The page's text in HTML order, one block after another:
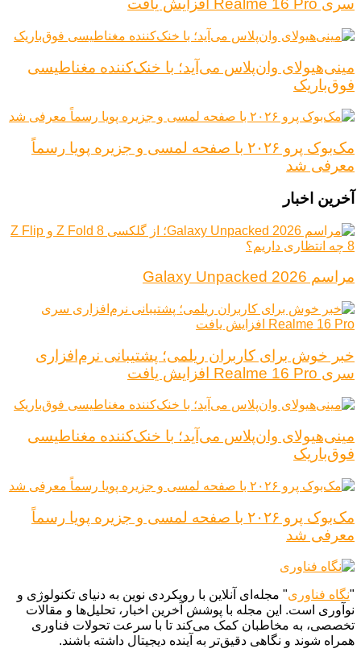
سری Realme 16 Pro افزایش یافت
مینی‌هیولای وان‌پلاس می‌آید؛ با خنک‌کننده مغناطیسی
فوق‌باریک
مک‌بوک پرو ۲۰۲۶ با صفحه لمسی و جزیره پویا رسماً
معرفی شد
آخرین اخبار
مراسم Galaxy Unpacked 2026
خبر خوش برای کاربران ریلمی؛ پشتیبانی نرم‌افزاری
سری Realme 16 Pro افزایش یافت
مینی‌هیولای وان‌پلاس می‌آید؛ با خنک‌کننده مغناطیسی
فوق‌باریک
مک‌بوک پرو ۲۰۲۶ با صفحه لمسی و جزیره پویا رسماً
معرفی شد
"نگاه فناوری" مجله‌ای آنلاین با رویکردی نوین به دنیای تکنولوژی و
نوآوری است. این مجله با پوشش آخرین اخبار، تحلیل‌ها و مقالات
تخصصی، به مخاطبان کمک می‌کند تا با سرعت تحولات فناوری
همراه شوند و نگاهی دقیق‌تر به آینده دیجیتال داشته باشند.